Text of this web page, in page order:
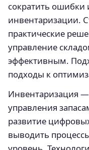
сократить ошибки
инвентаризации.
практические
управление
эффективным.
подходы к
Инвентаризация
управления
развитие
выводить